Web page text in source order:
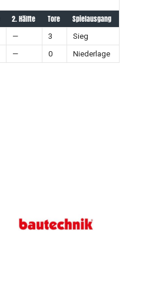
2. Hälfte Tore Spielausgang
— 3
Sieg
— 0 Niederlage